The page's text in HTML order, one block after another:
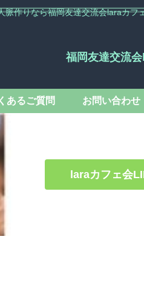
脈作りなら福岡友達交流会laraカ
福岡友達交流
あるご質問 お問い合わせ
laraカフェ会